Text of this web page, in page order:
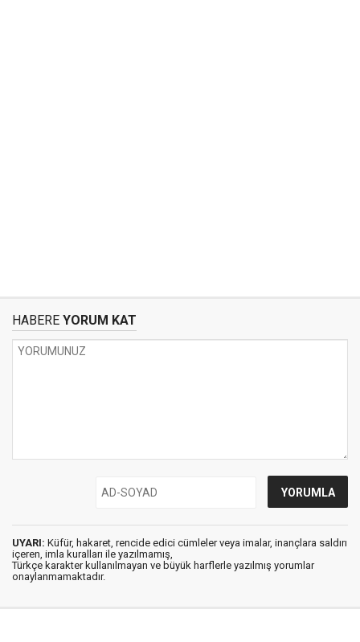
HABERE YORUM KAT
UYARI: Küfür, hakaret, rencide edici cümleler veya imalar, inançlara saldırı
içeren, imla kuralları ile yazılmamış,
Türkçe karakter kullanılmayan ve büyük harflerle yazılmış yorumlar
onaylanmamaktadır.